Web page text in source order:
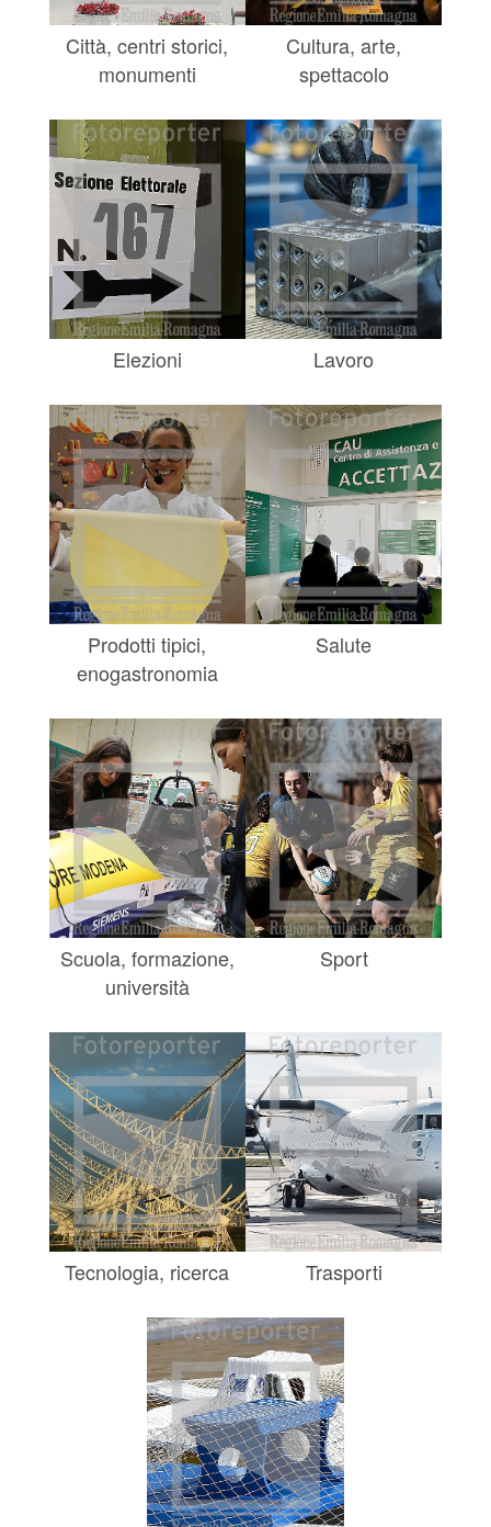
Città, centri storici,
monumenti
Cultura, arte,
spettacolo
Elezioni Lavoro
Prodotti tipici,
enogastronomia
Salute
Scuola, formazione,
università
Sport
Tecnologia, ricerca Trasporti